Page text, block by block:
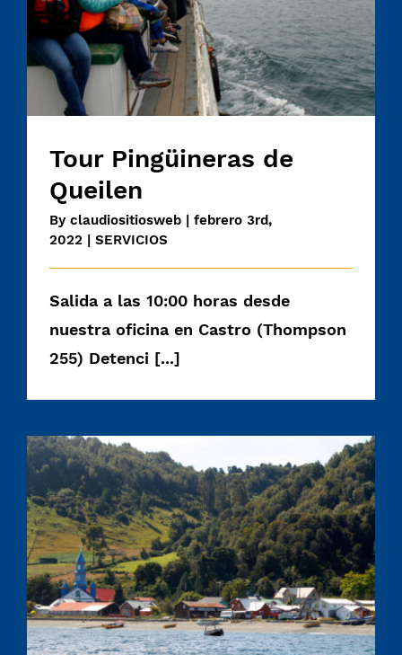
Tour Pingüineras de
Queilen
By claudiositiosweb | febrero 3rd,
2022 | SERVICIOS
Salida a las 10:00 horas desde
nuestra oficina en Castro (Thompson
255) Detenci [...]
Tour Isla Mechuque